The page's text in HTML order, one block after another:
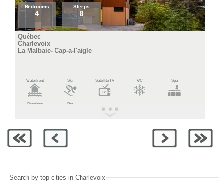
Bedrooms
4
Sleeps
8
Québec
Charlevoix
La Malbaie- Cap-a-l'aigle
Waterfront Ski Satellite TV A/C Spa
Fireplace Pet
Search by top cities in Charlevoix